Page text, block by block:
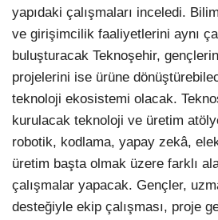
yapıdaki çalışmaları inceledi.
ve girişimcilik faaliyetlerini aynı
buluşturacak Teknoşehir,
projelerini ise ürüne
teknoloji ekosistemi olacak.
kurulacak teknoloji ve üretim
robotik, kodlama, yapay zekâ,
üretim başta olmak üzere farklı
çalışmalar yapacak. Gençler,
desteğiyle ekip çalışması, proje